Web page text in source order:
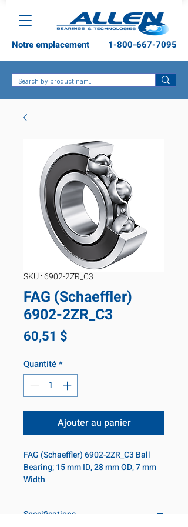
1-800-667-7095
Notre emplacement
SKU : 6902-2ZR_C3
FAG (Schaeffler)
6902-2ZR_C3
60,51 $
Quantité*
Ajouter au panier
FAG (Schaeffler) 6902-2ZR_C3 Ball
Bearing; 15 mm ID, 28 mm OD, 7 mm
Width
Specifications